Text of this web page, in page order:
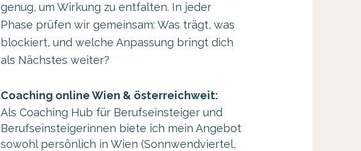
genug, um Wirkung zu entfalten. In jeder
Phase prüfen wir gemeinsam: Was trägt, was
blockiert, und welche Anpassung bringt dich
als Nächstes weiter?
Coaching online Wien & österreichweit:
Als Coaching Hub für Berufseinsteiger und
Berufseinsteigerinnen biete ich mein Angebot
sowohl persönlich in Wien (Sonnwendviertel,